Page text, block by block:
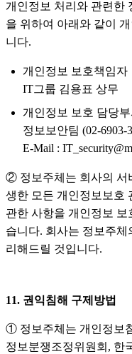
개인정보 처리와 관련한
을 위하여 아래와 같이
니다.
개인정보 보호책임자
IT그룹 김용표 상무
개인정보 보호 담당부
정보보안팀 (02-6903-
E-Mail :
② 정보주체는 회사의 서
생한 모든 개인정보보호
관한 사항을 개인정보
습니다. 회사는 정보주체
리해드릴 것입니다.
11. 권익침해 구제방법
① 정보주체는 개인정보
정보분쟁조정위원회, 한